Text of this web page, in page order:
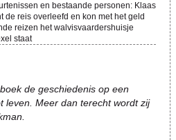
en bestaande personen: Klaas
de reis overleefd en kon met het geld
reizen het walvisvaardershuisje
staat
de geschiedenis op een
leven. Meer dan terecht wordt zij